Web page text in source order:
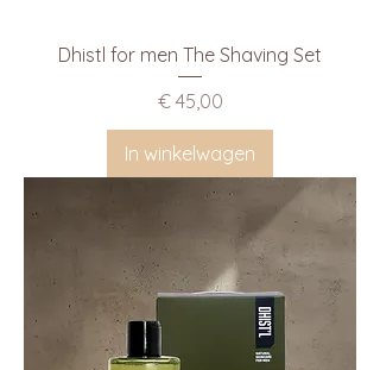
Dhistl for men The Shaving Set
Prijs
€ 45,00
In winkelwagen